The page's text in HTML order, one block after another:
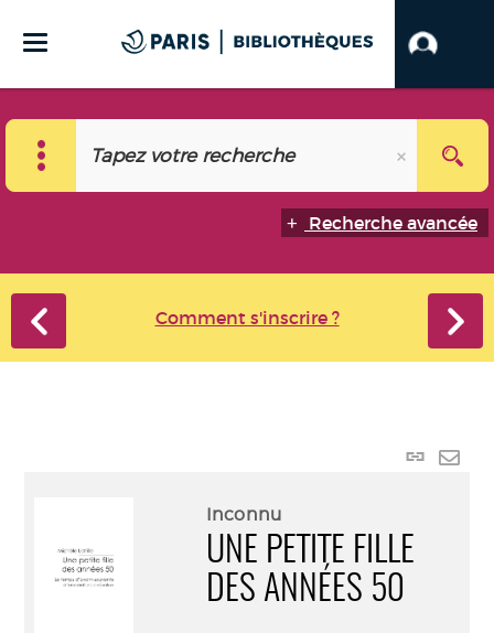
Recherche avancée
Comment s'inscrire ?
Lien
Inconnu
UNE PETITE FILLE
DES ANNÉES 50